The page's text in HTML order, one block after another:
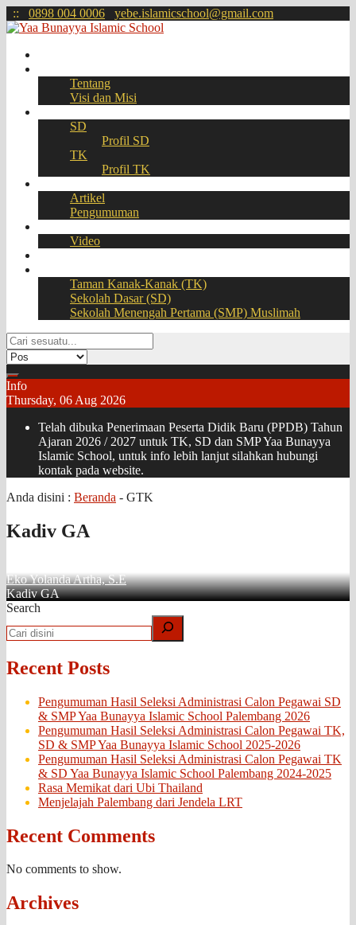
:: 0898 004 0006 yebe.islamicschool@gmail.com
Tentang
Visi dan Misi
SD
Profil SD
TK
Profil TK
Artikel
Pengumuman
Video
Taman Kanak-Kanak (TK)
Sekolah Dasar (SD)
Sekolah Menengah Pertama (SMP) Muslimah
Info
Thursday, 06 Aug 2026
Telah dibuka Penerimaan Peserta Didik Baru (PPDB) Tahun
Ajaran 2026 / 2027 untuk TK, SD dan SMP Yaa Bunayya
Islamic School, untuk info lebih lanjut silahkan hubungi
kontak pada website.
Anda disini : Beranda - GTK
Kadiv GA
Eko Yolanda Artha, S.E
Kadiv GA
Search
Recent Posts
Pengumuman Hasil Seleksi Administrasi Calon Pegawai SD
& SMP Yaa Bunayya Islamic School Palembang 2026
Pengumuman Hasil Seleksi Administrasi Calon Pegawai TK,
SD & SMP Yaa Bunayya Islamic School 2025-2026
Pengumuman Hasil Seleksi Administrasi Calon Pegawai TK
& SD Yaa Bunayya Islamic School Palembang 2024-2025
Rasa Memikat dari Ubi Thailand
Menjelajah Palembang dari Jendela LRT
Recent Comments
No comments to show.
Archives